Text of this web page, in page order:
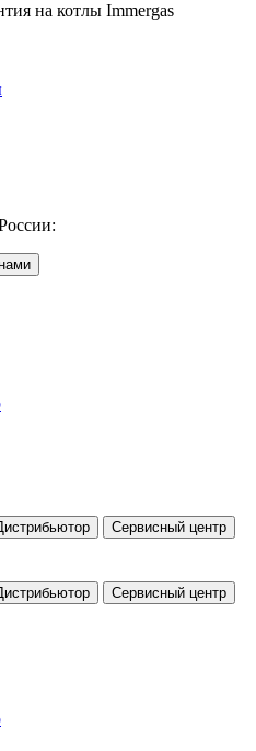
на котлы Immergas
Сервисный центр
Сервисный центр